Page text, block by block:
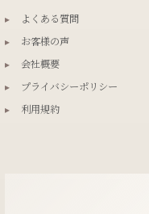
▸
よくある質問
▸
お客様の声
▸
会社概要
▸
プライバシーポリシー
▸
利用規約